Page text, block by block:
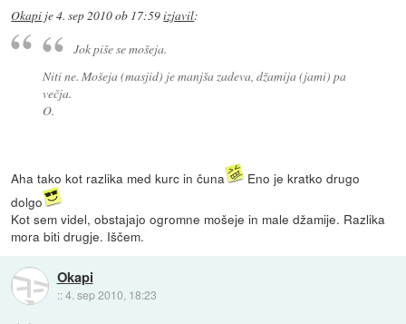
Okapi je4. sep 2010 ob 17:59izjavil:
Jok piše se mošeja.
Niti ne. Mošeja (masjid) je manjša zadeva, džamija (jami) pa
večja.
O.
Aha tako kot razlika med kurc in čuna
Eno je kratko drugo
dolgo
Kot sem videl, obstajajo ogromne mošeje in male džamije. Razlika
mora biti drugje. Iščem.
Okapi
::4. sep 2010, 18:23